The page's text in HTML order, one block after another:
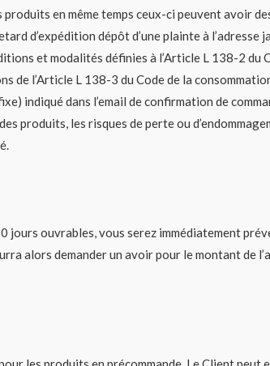
en même temps ceux-ci peuvent avoir
d’expédition dépôt d’une plainte à
et modalités définies à l’Article L 138-2 du
de l’Article L 138-3 du Code de la
indiqué dans l’email de confirmation de
produits, les risques de perte ou
jours ouvrables, vous serez immédiatement
alors demander un avoir pour le montant de